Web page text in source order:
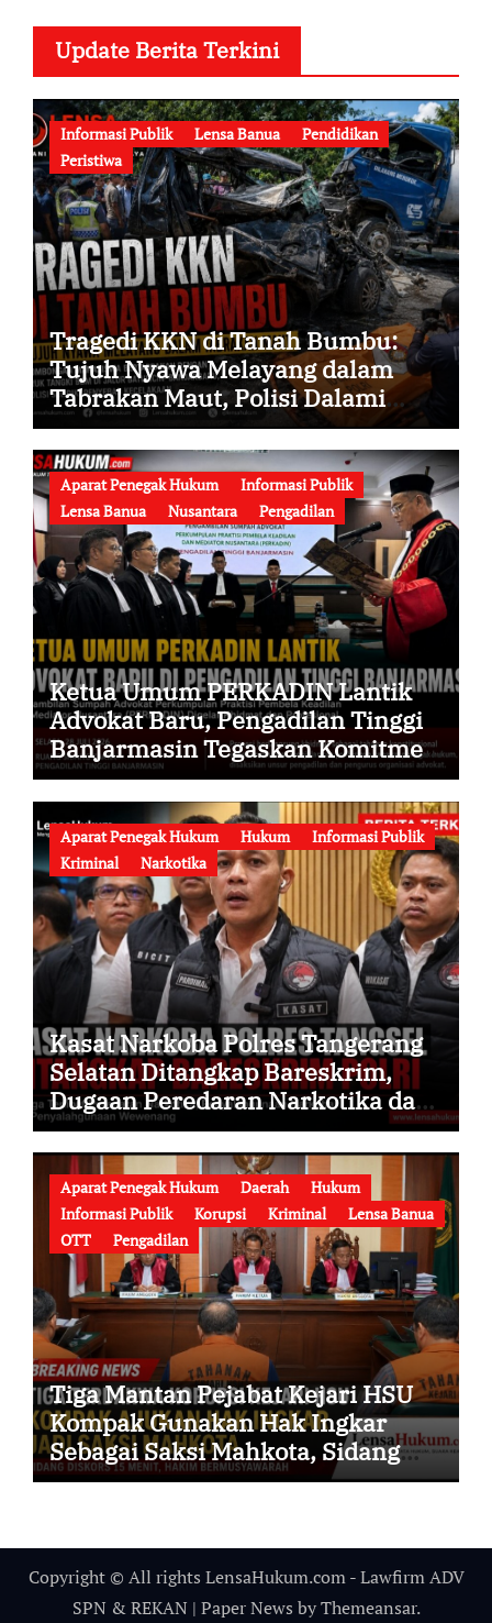
Update Berita Terkini
Informasi Publik Lensa Banua
Pendidikan
Peristiwa
Tragedi KKN di Tanah Bumbu:
Tujuh Nyawa Melayang dalam
Tabrakan Maut, Polisi Dalami
Seluruh Faktor Penyebab
Kecelakaan
Aparat Penegak Hukum
Informasi Publik
Lensa Banua
Nusantara Pengadilan
Ketua Umum PERKADIN Lantik
Advokat Baru, Pengadilan Tinggi
Banjarmasin Tegaskan Komitmen
Menjaga Martabat Profesi Advokat
Aparat Penegak Hukum Hukum
Informasi Publik
Kriminal
Narkotika
Kasat Narkoba Polres Tangerang
Selatan Ditangkap Bareskrim,
Dugaan Peredaran Narkotika dan
Penyalahgunaan Wewenang
Guncang Institusi Polri
Aparat Penegak Hukum Daerah
Hukum
Informasi Publik
Korupsi Kriminal
Lensa Banua
OTT
Pengadilan
Tiga Mantan Pejabat Kejari HSU
Kompak Gunakan Hak Ingkar
Sebagai Saksi Mahkota, Sidang
Korupsi Diwarnai Perdebatan
Copyright © All rights LensaHukum.com - Lawfirm ADV
SPN & REKAN | Paper News byThemeansar.